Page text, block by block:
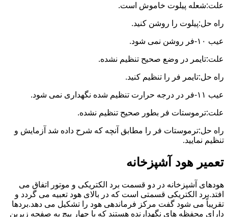
علت:شعله پیلوت خاموش است.
راه حل:پیلوت را روشن کنید.
عیب ۱۰-فر روشن نمی شود.
علت:تایمر در وضع صحیح تنظیم نشده.
راه حل:تایمر فر را تنظیم کنید.
عیب ۱۱-فر در درجه حرارت تنظیم شده نگهداری نمی شود.
علت:ترموستات فر بطور صحیح تنظیم نشده.
راه حل:ترموستات فر را مطابق آنچه که شرح داده شد آزمایش و
تنظیم نمایید.
تعمیر هود آشپزخانه
هودهای آشپزخانه در دو قسمت برد الکتریکی و موتور اتفاق می
افتد.برد الکتریکی قسمتی است که در بالای هود تعبیه می گردد و
تقریباً می شود گفت مرکز فرماندهی هود را تشکیل می دهد.بردها
دارای محفظه های نگهدارنده هستند که با چهار پیچ به صفحه زیرین